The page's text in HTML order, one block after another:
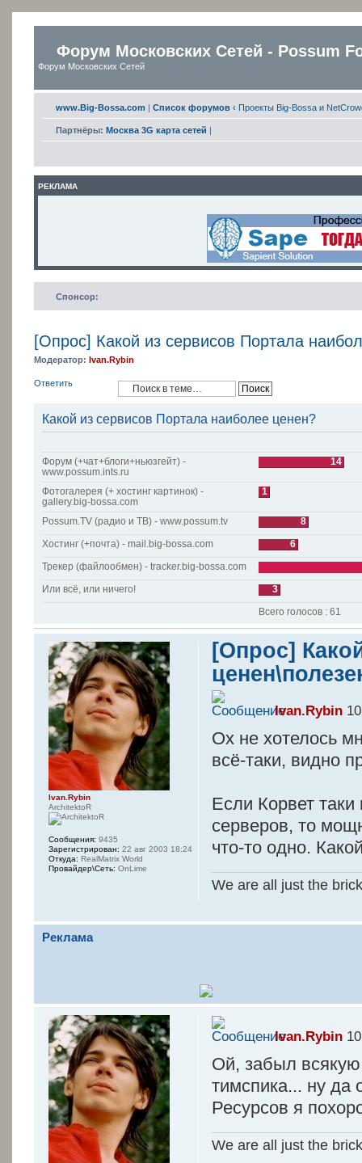
Форум Московских Сетей - Possum
Форум Московских Сетей
www.Big-Bossa.com | Список форумов ‹ Проекты Big-Bossa и
Партнёры: Москва 3G карта сетей |
РЕКЛАМА
Спонсор:
[Опрос] Какой из сервисов Портала
Модератор: Ivan.Rybin
Ответить
Какой из сервисов Портала наиболее ценен?
Форум (+чат+блоги+ньюзгейт) -
www.possum.ints.ru
14
Фотогалерея (+ хостинг картинок) -
gallery.big-bossa.com
1
Possum.TV (радио и ТВ) - www.possum.tv
8
Хостинг (+почта) - mail.big-bossa.com
6
Трекер (файлообмен) - tracker.big-bossa.com
Или всё, или ничего!
3
Всего голосов : 61
[Опрос]
Ivan.Rybin
Ох не хотелось
всё-таки, видно
Если Корвет
серверов, то
что-то одно.
We are all just the
Ivan.Rybin
ArchitektoR
Сообщения: 9435
Зарегистрирован: 22 авг 2003 18:24
Откуда: RealMatrix World
Провайдер\Сеть: OnLime
Реклама
Ivan.Rybin
Ой, забыл всякую
тимспика... ну да
Ресурсов я
We are all just the